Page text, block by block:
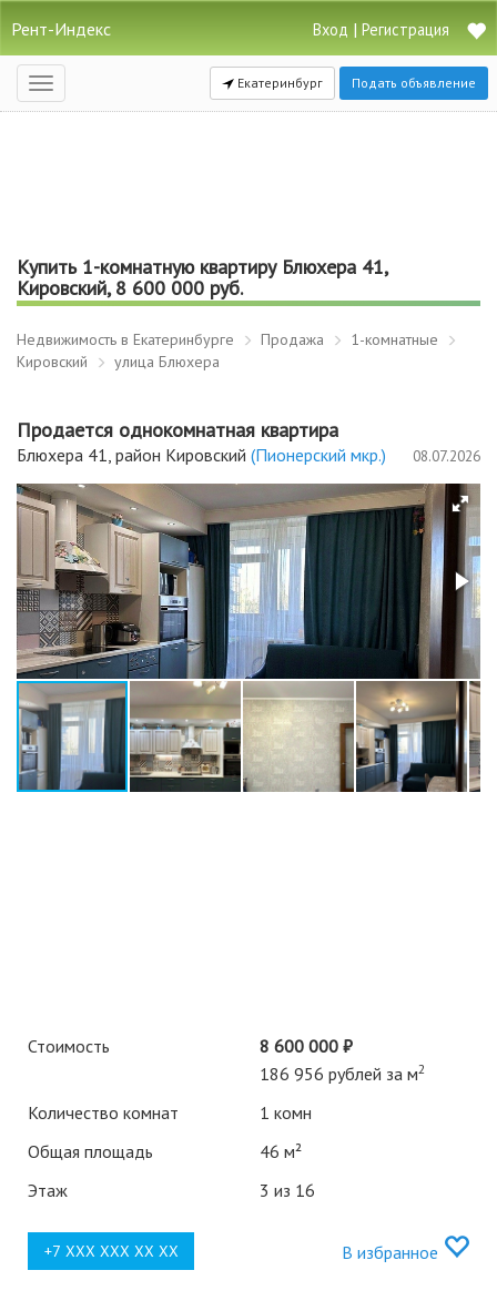
Рент-Индекс Вход | Регистрация
Открыть
навигацию
Екатеринбург Подать объявление
Купить 1-комнатную квартиру Блюхера 41,
Кировский, 8 600 000 руб.
Недвижимость в Екатеринбурге Продажа
1-комнатные
Кировский
улица Блюхера
Продается однокомнатная квартира
Блюхера 41, район Кировский (Пионерский мкр.) 08.07.2026
Стоимость
8 600 000 ₽
186 956 рублей за м2
Количество комнат
1 комн
Общая площадь
46 м²
Этаж
3 из 16
В избранное